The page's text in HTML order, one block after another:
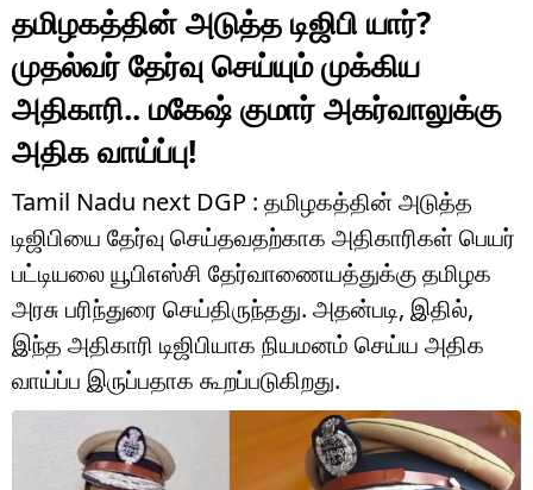
உலகம்
விளையாட்டு
பொழுதுபோக்கு
லைஃப்ஸ்டைல்
வணிகம்
டெக்னாலஜி
ஆன்மீகம்
வைரல்
ஹெஃல்த்
தமிழகத்தின் அடுத்த டிஜிபி யார்?
முதல்வர் தேர்வு செய்யும் முக்கிய
அதிகாரி.. மகேஷ் குமார் அகர்வாலுக்கு
அதிக வாய்ப்பு!
Tamil Nadu next DGP : தமிழகத்தின் அடுத்த
டிஜிபியை தேர்வு செய்தவதற்காக அதிகாரிகள் பெயர்
பட்டியலை யூபிஎஸ்சி தேர்வாணையத்துக்கு தமிழக
அரசு பரிந்துரை செய்திருந்தது. அதன்படி, இதில்,
இந்த அதிகாரி டிஜிபியாக நியமனம் செய்ய அதிக
வாய்ப்ப இருப்பதாக கூறப்படுகிறது.